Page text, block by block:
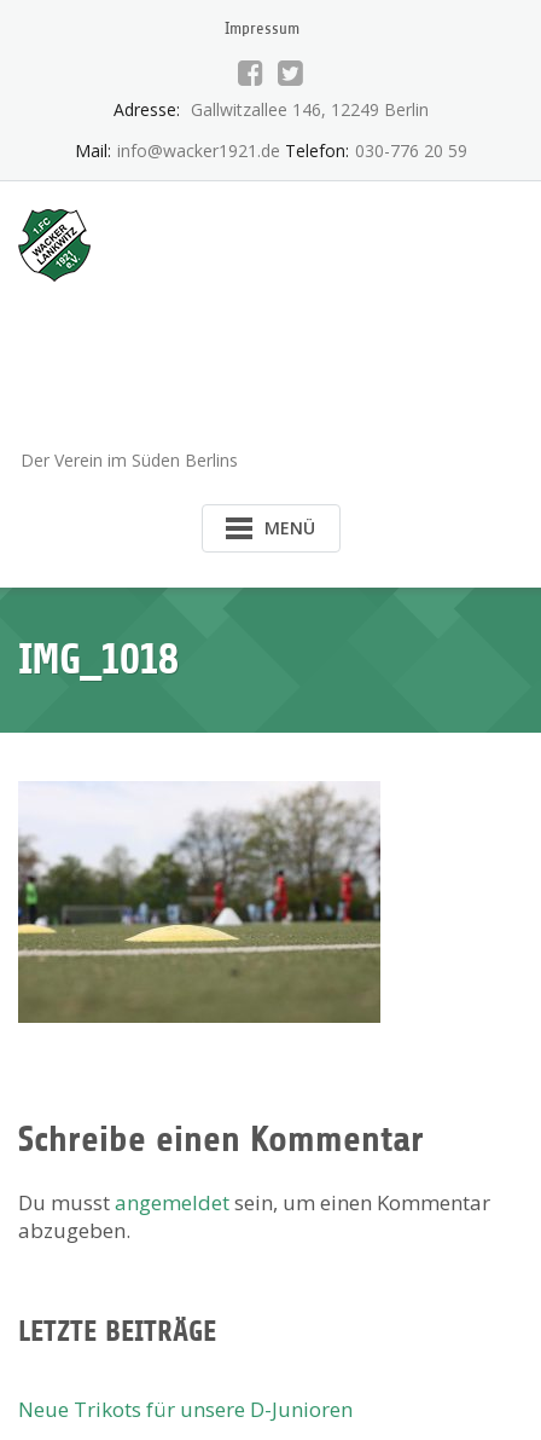
Impressum
Adresse: Gallwitzallee 146, 12249 Berlin
Mail: info@wacker1921.de Telefon: 030-776 20 59
Der Verein im Süden Berlins
MENÜ
IMG_1018
Schreibe einen Kommentar
Du musstangemeldetsein, um einen Kommentar
abzugeben.
LETZTE BEITRÄGE
Neue Trikots für unsere D-Junioren